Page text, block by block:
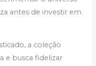
antes de investir em
a coleção
e busca fidelizar